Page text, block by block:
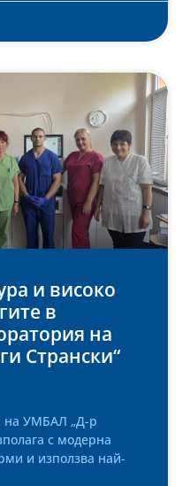
и високо
в
на
Странски“
на УМБАЛ „Д-р
с модерна
и използва най-